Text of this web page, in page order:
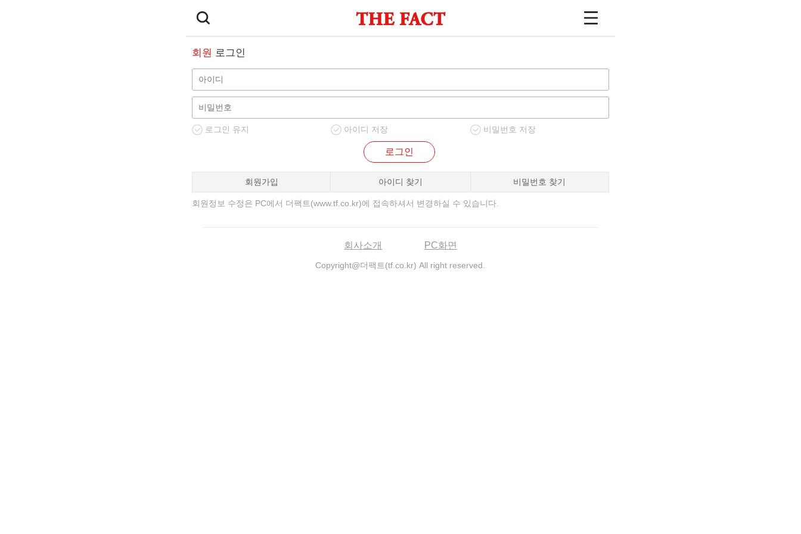
회원 로그인
로그인 유지 아이디 저장 비밀번호 저장
로그인
회원가입 아이디 찾기 비밀번호 찾기
회원정보 수정은 PC에서 더팩트(www.tf.co.kr)에 접속하셔서 변경하실 수 있습니다.
회사소개 PC화면
Copyright@더팩트(tf.co.kr) All right reserved.